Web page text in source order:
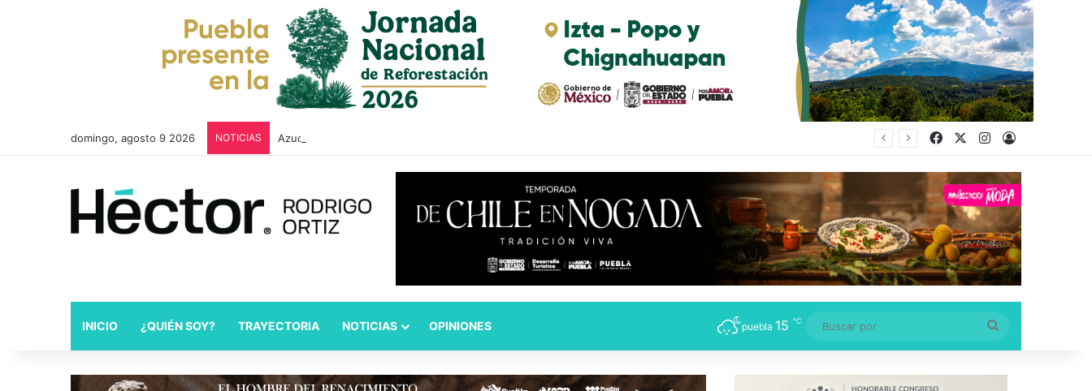
domingo, agosto 9 2026 NOTICIAS Azucena Rosas impulsa iniciativa para fortalecer el Registro Estatal de Opciones para Educación Superior FacebookInstagram
Acceso
INICIO ¿QUIÉN SOY? TRAYECTORIA NOTICIAS OPINIONES puebla 15 ℃
por